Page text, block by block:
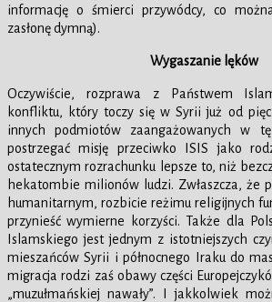
informację o śmierci przywódcy, co
zasłonę dymną).
Wygaszanie lęków
Oczywiście, rozprawa z Państwem
konfliktu, który toczy się w Syrii już od
innych podmiotów zaangażowanych w
postrzegać misję przeciwko ISIS jako
ostatecznym rozrachunku lepsze to, niż
hekatombie milionów ludzi. Zwłaszcza, że
humanitarnym, rozbicie reżimu religijnych
przynieść wymierne korzyści. Także dla
Islamskiego jest jednym z istotniejszych
mieszańców Syrii i północnego Iraku do
migracja rodzi zaś obawy części
„muzułmańskiej nawały”. I jakkolwiek